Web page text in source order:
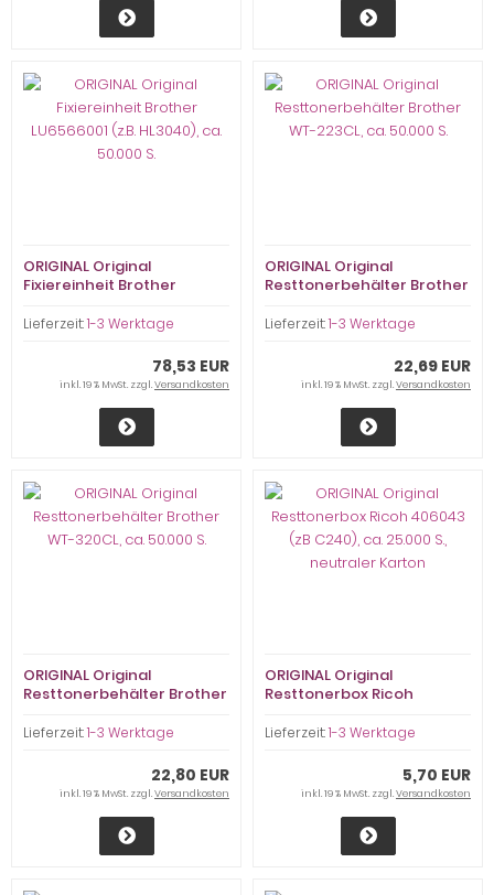
ORIGINAL Original
Fixiereinheit Brother
50.000 S.
Lieferzeit:1-3 Werktage
78,53 EUR
inkl. 19 % MwSt. zzgl.Versandkosten
ORIGINAL Original
Resttonerbehälter Brother
Lieferzeit:1-3 Werktage
22,69 EUR
inkl. 19 % MwSt. zzgl.Versandkosten
ORIGINAL Original
Resttonerbehälter Brother
Lieferzeit:1-3 Werktage
22,80 EUR
inkl. 19 % MwSt. zzgl.Versandkosten
ORIGINAL Original
Resttonerbox Ricoh
25.000 S., neutraler Karton
Lieferzeit:1-3 Werktage
5,70 EUR
inkl. 19 % MwSt. zzgl.Versandkosten